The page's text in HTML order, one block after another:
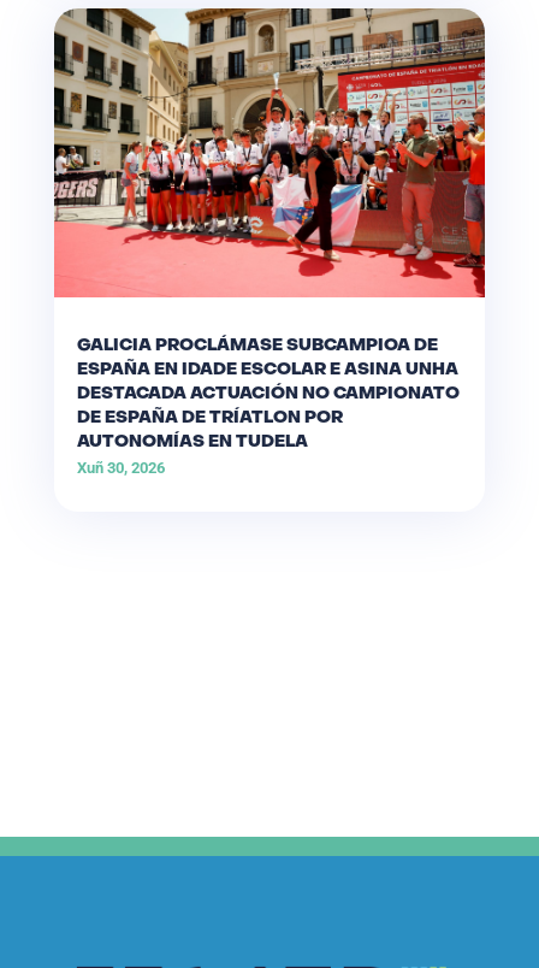
GALICIA PROCLÁMASE SUBCAMPIOA DE
ESPAÑA EN IDADE ESCOLAR E ASINA UNHA
DESTACADA ACTUACIÓN NO CAMPIONATO
DE ESPAÑA DE TRÍATLON POR
AUTONOMÍAS EN TUDELA
Xuñ 30, 2026